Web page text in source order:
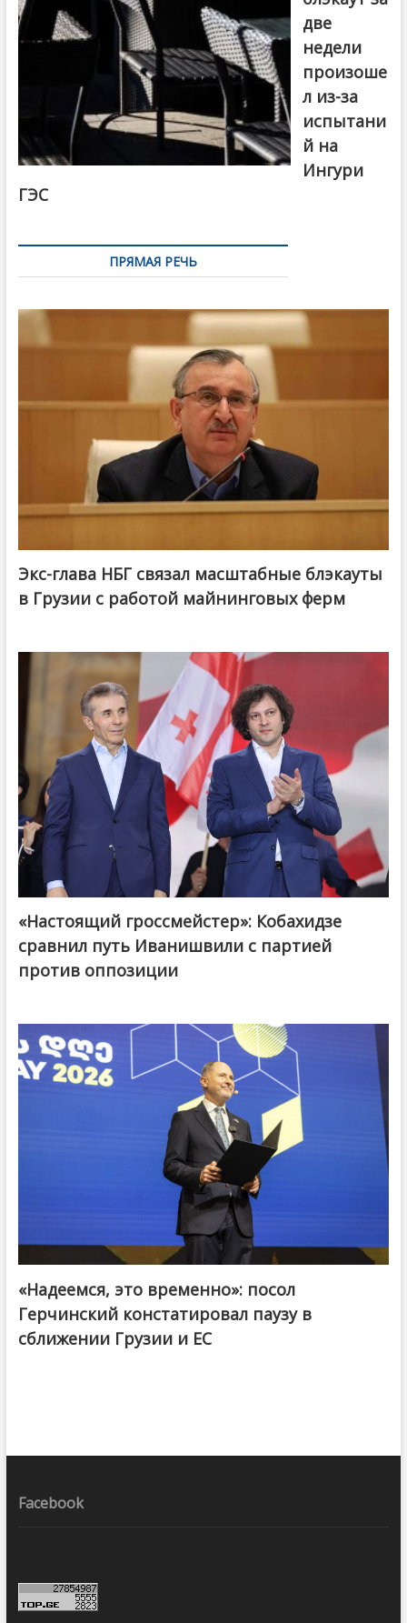
две
недели
произоше
л из-за
испытани
й на
Ингури
ГЭС
ПРЯМАЯ РЕЧЬ
Экс-глава НБГ связал масштабные блэкауты
в Грузии с работой майнинговых ферм
@ქართული ოცნება / Georgian Dream
«Настоящий гроссмейстер»: Кобахидзе
сравнил путь Иванишвили с партией
против оппозиции
«Надеемся, это временно»: посол
Герчинский констатировал паузу в
сближении Грузии и ЕС
Facebook